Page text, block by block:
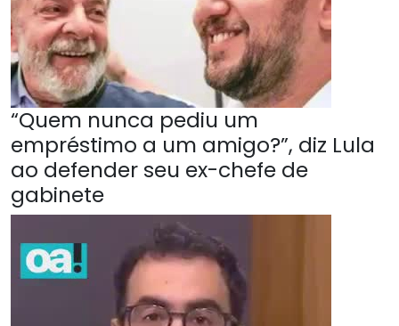
“Quem nunca pediu um
empréstimo a um amigo?”, diz Lula
ao defender seu ex-chefe de
gabinete